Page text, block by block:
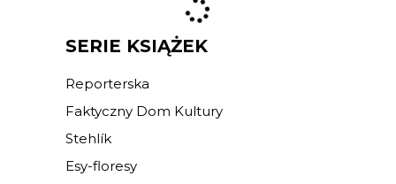
SERIE KSIĄŻEK
Reporterska
Faktyczny Dom Kultury
Stehlík
Esy-floresy